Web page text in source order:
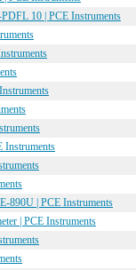
10 | PCE Instruments
Instruments
890U | PCE Instruments
| PCE Instruments